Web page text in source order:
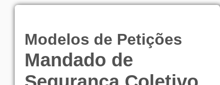
Modelos de Petições
Mandado de